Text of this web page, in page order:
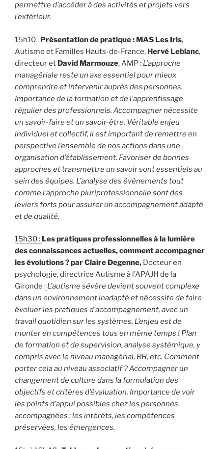
permettre d’accéder à des activités et projets vers
l’extérieur.
15h10 : Présentation de pratique : MAS Les Iris,
Autisme et Familles Hauts-de-France, Hervé Leblanc,
directeur et David Marmouze, AMP : L’approche
managériale reste un axe essentiel pour mieux
comprendre et intervenir auprès des personnes.
Importance de la formation et de l’apprentissage
régulier des professionnels. Accompagner nécessite
un savoir-faire et un savoir-être. Véritable enjeu
individuel et collectif, il est important de remettre en
perspective l’ensemble de nos actions dans une
organisation d’établissement. Favoriser de bonnes
approches et transmettre un savoir sont essentiels au
sein des équipes. L’analyse des événements tout
comme l’approche pluriprofessionnelle sont des
leviers forts pour assurer un accompagnement adapté
et de qualité.
15h30 : Les pratiques professionnelles à la lumière
des connaissances actuelles, comment accompagner
les évolutions ? par Claire Degenne, Docteur en
psychologie, directrice Autisme à l’APAJH de la
Gironde : L’autisme sévère devient souvent complexe
dans un environnement inadapté et nécessite de faire
évoluer les pratiques d’accompagnement, avec un
travail quotidien sur les systèmes. L’enjeu est de
monter en compétences tous en même temps ! Plan
de formation et de supervision, analyse systémique, y
compris avec le niveau managérial, RH, etc. Comment
porter cela au niveau associatif ? Accompagner un
changement de culture dans la formulation des
objectifs et critères d’évaluation. Importance de voir
les points d’appui possibles chez les personnes
accompagnées : les intérêts, les compétences
préservées, les émergences.